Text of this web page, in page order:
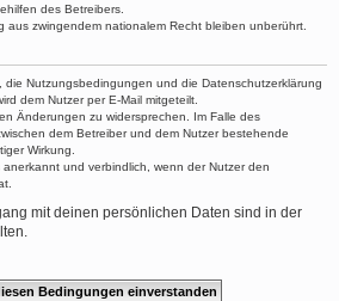
des Betreibers.
aus zwingendem nationalem Recht bleiben unberührt.
die Nutzungsbedingungen und die Datenschutzerklärung
dem Nutzer per E-Mail mitgeteilt.
Änderungen zu widersprechen. Im Falle des
dem Betreiber und dem Nutzer bestehende
Wirkung.
und verbindlich, wenn der Nutzer den
mit deinen persönlichen Daten sind in der